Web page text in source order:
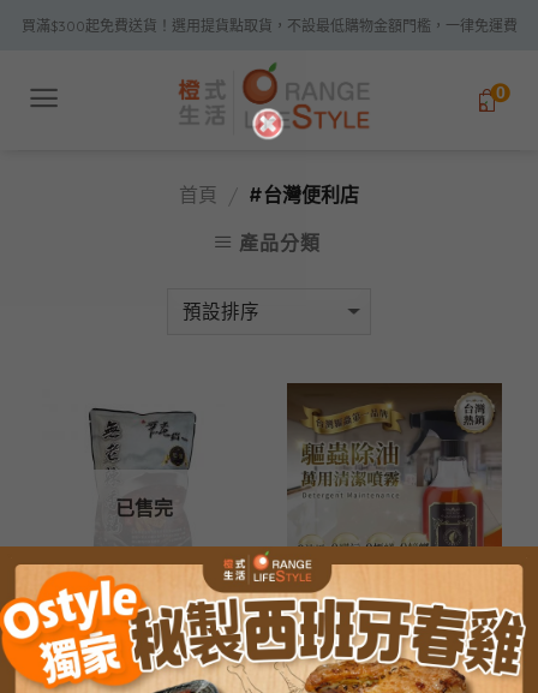
Skip買滿$300起免費送貨！選用提貨點取貨，不設最低購物金額門檻，一律免運費
0
首頁 / #台灣便利店
產品分類
已售完
台灣 無老鍋 無老辣香
鍋-800G （2-3人份）
MOP82.0
台灣 Housework Queen 驅
蟲全效能清潔噴霧(500ml)
MOP102.0